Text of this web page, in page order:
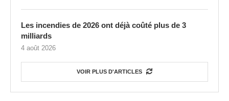
Les incendies de 2026 ont déjà coûté plus de 3
milliards
4 août 2026
VOIR PLUS D'ARTICLES